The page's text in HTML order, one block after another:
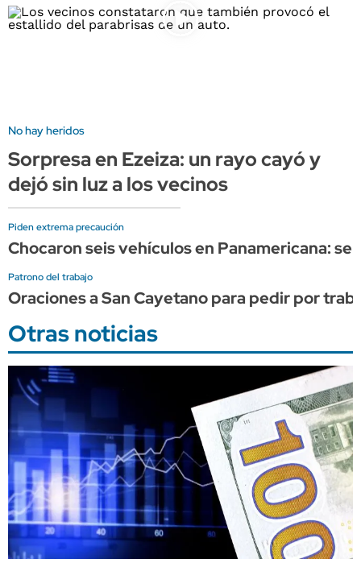
No hay heridos
Sorpresa en Ezeiza: un rayo cayó y
dejó sin luz a los vecinos
Piden extrema precaución
Chocaron seis vehículos en Panamericana:
Patrono del trabajo
Oraciones a San Cayetano para pedir por
Otras noticias